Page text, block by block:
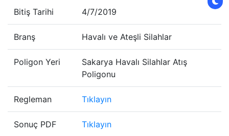
Bitiş Tarihi 4/7/2019
Branş Havalı ve Ateşli Silahlar
Poligon Yeri
Sakarya Havalı Silahlar Atış
Poligonu
Regleman Tıklayın
Sonuç PDF Tıklayın